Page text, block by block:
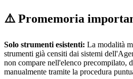
⚠️ Promemoria
Solo strumenti esistenti: La modalità
strumenti già censiti dai sistemi
non compare nell'elenco precompilato,
manualmente tramite la procedura